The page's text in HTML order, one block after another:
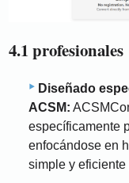
4.1 profesionales
Diseñado
ACSM:
específicamente
enfocándose en
simple y eficiente